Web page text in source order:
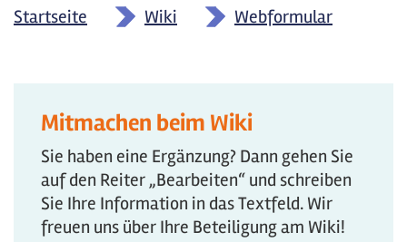
Startseite » Wiki » Webformular
Mitmachen beim Wiki
Sie haben eine Ergänzung? Dann gehen Sie
auf den Reiter „Bearbeiten“ und schreiben
Sie Ihre Information in das Textfeld. Wir
freuen uns über Ihre Beteiligung am Wiki!